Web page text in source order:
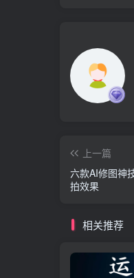
上一篇
六款AI修图神
拍效果
相关推荐